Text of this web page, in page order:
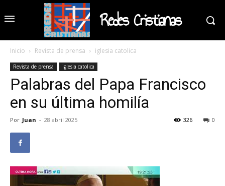
Redes Cristianas
Inicio Revista de prensa iglesia catolica
Revista de prensa iglesia catolica
Palabras del Papa Francisco
en su última homilía
Por Juan - 28 abril 2025 0
326